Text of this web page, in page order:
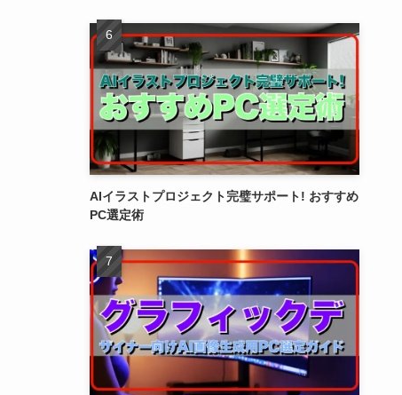
AIイラストプロジェクト完璧サポート! おすすめ
PC選定術